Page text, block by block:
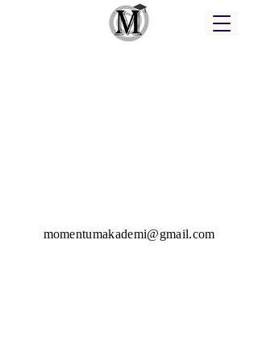
momentumakademi@gmail.com